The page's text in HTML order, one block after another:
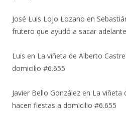
José Luis Lojo Lozano en
frutero que ayudó a sacar
Luis en La viñeta de Alberto
domicilio #6.655
Javier Bello González en La viñeta
hacen fiestas a domicilio #6.655